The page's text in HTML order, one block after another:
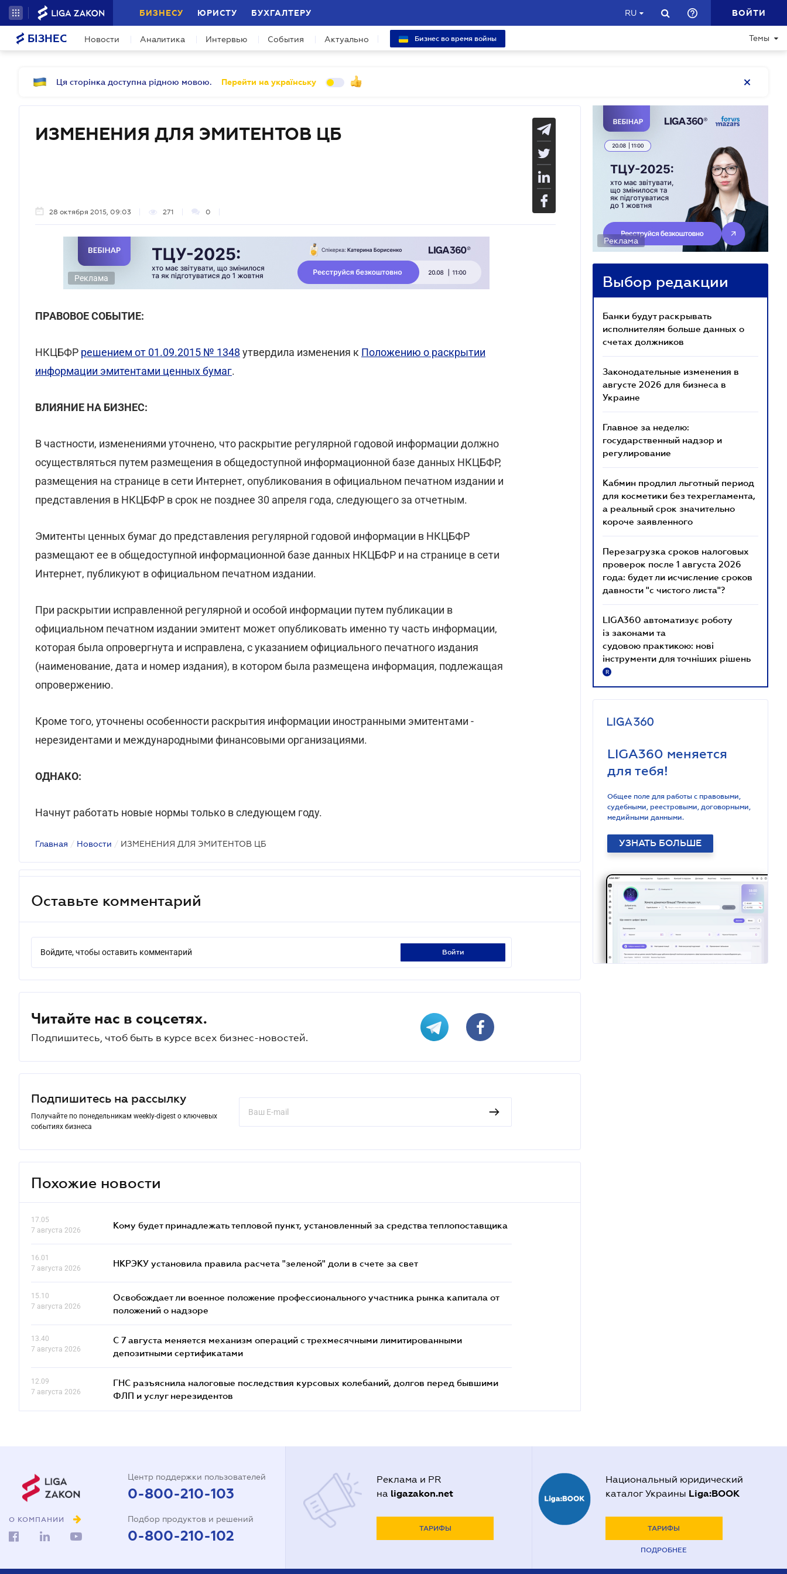
БИЗНЕСУ ЮРИСТУ БУХГАЛТЕРУ RU ВОЙТИ
БІЗНЕС Новости Аналитика Интервью События Актуально Бизнес во время войны Темы
Ця сторінка доступна рідною мовою. Перейти на українську
ИЗМЕНЕНИЯ ДЛЯ ЭМИТЕНТОВ ЦБ
28 октября 2015, 09:03 271 0
Реклама
ПРАВОВОЕ СОБЫТИЕ:
НКЦБФР решением от 01.09.2015 № 1348 утвердила изменения к Положению о раскрытии
информации эмитентами ценных бумаг.
ВЛИЯНИЕ НА БИЗНЕС:
В частности, изменениями уточнено, что раскрытие регулярной годовой информации должно
осуществляться путем размещения в общедоступной информационной базе данных НКЦБФР,
размещения на странице в сети Интернет, опубликования в официальном печатном издании и
представления в НКЦБФР в срок не позднее 30 апреля года, следующего за отчетным.
Эмитенты ценных бумаг до представления регулярной годовой информации в НКЦБФР
размещают ее в общедоступной информационной базе данных НКЦБФР и на странице в сети
Интернет, публикуют в официальном печатном издании.
При раскрытии исправленной регулярной и особой информации путем публикации в
официальном печатном издании эмитент может опубликовать именно ту часть информации,
которая была опровергнута и исправлена, с указанием официального печатного издания
(наименование, дата и номер издания), в котором была размещена информация, подлежащая
опровержению.
Кроме того, уточнены особенности раскрытия информации иностранными эмитентами -
нерезидентами и международными финансовыми организациями.
ОДНАКО:
Начнут работать новые нормы только в следующем году.
Главная / Новости / ИЗМЕНЕНИЯ ДЛЯ ЭМИТЕНТОВ ЦБ
Оставьте комментарий
Войдите, чтобы оставить комментарий войти
Читайте нас в соцсетях.
Подпишитесь, чтоб быть в курсе всех бизнес-новостей.
Подпишитесь на рассылку
Получайте по понедельникам weekly-digest о ключевых
событиях бизнеса
Похожие новости
17.05
7 августа 2026
Кому будет принадлежать тепловой пункт, установленный за средства теплопоставщика
16.01
7 августа 2026
НКРЭКУ установила правила расчета "зеленой" доли в счете за свет
15.10
7 августа 2026
Освобождает ли военное положение профессионального участника рынка капитала от
положений о надзоре
13.40
7 августа 2026
С 7 августа меняется механизм операций с трехмесячными лимитированными
депозитными сертификатами
12.09
7 августа 2026
ГНС разъяснила налоговые последствия курсовых колебаний, долгов перед бывшими
ФЛП и услуг нерезидентов
Реклама
Выбор редакции
Банки будут раскрывать
исполнителям больше данных о
счетах должников
Законодательные изменения в
августе 2026 для бизнеса в
Украине
Главное за неделю:
государственный надзор и
регулирование
Кабмин продлил льготный период
для косметики без техрегламента,
а реальный срок значительно
короче заявленного
Перезагрузка сроков налоговых
проверок после 1 августа 2026
года: будет ли исчисление сроков
давности "с чистого листа"?
LIGA360 автоматизує роботу
із законами та
судовою практикою: нові
інструменти для точніших рішень
R
LIGA360 меняется
для тебя!
Общее поле для работы с правовыми,
судебными, реестровыми, договорными,
медийными данными.
УЗНАТЬ БОЛЬШЕ
О КОМПАНИИ
Центр поддержки пользователей
0-800-210-103
Подбор продуктов и решений
0-800-210-102
Реклама и PR
на ligazakon.net
ТАРИФЫ
Национальный юридический
каталог Украины Liga:BOOK
ТАРИФЫ
ПОДРОБНЕЕ